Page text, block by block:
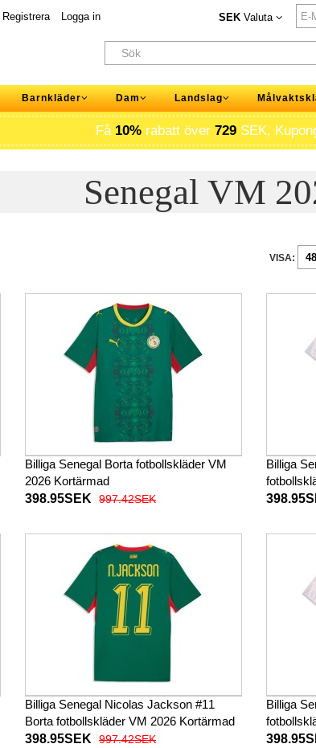
Registrera Logga in SEK Valuta
Barnkläder Dam Landslag
Få 10% rabatt över 729 SEK,
Senegal VM
VISA:
Billiga Senegal Borta fotbollskläder VM
2026 Kortärmad
398.95SEK
997.42SEK
Billiga
Billiga Senegal Nicolas Jackson #11
Borta fotbollskläder VM 2026 Kortärmad
398.95SEK
997.42SEK
Billiga